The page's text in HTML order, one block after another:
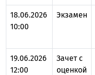
18.06.2026
10:00
Экзамен
19.06.2026
12:00
Зачет с
оценкой